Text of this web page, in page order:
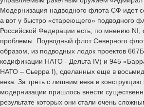
Модернизация надводного флота СФ идет
а вот у быстро «стареющего» подводного
Российской Федерации есть, по мнению NI,
проблемы. Подводный флот Северного
образом, из подводных лодок проектов
кодификации НАТО - Дельта IV) и 945
НАТО – Сьерра I), сделанных еще в
века. За треть с лишним века в
модернизации пришлось внести
результате которых они стали очень